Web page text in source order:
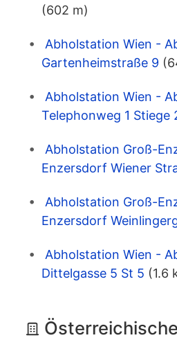
(602 m)
Abholstation Wien -
Gartenheimstraße 9
Abholstation Wien -
Telephonweg 1 Stiege
Abholstation Groß-
Enzersdorf Wiener
Abholstation Groß-
Enzersdorf
Abholstation Wien -
Dittelgasse 5 St 5 (1.6